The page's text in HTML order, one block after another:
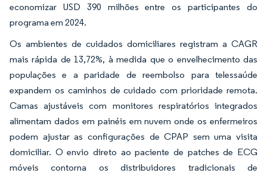
economizar USD 390 milhões entre os participantes do
programa em 2024.
Os ambientes de cuidados domiciliares registram a CAGR
mais rápida de 13,72%, à medida que o envelhecimento das
populações e a paridade de reembolso para telessaúde
expandem os caminhos de cuidado com prioridade remota.
Camas ajustáveis com monitores respiratórios integrados
alimentam dados em painéis em nuvem onde os enfermeiros
podem ajustar as configurações de CPAP sem uma visita
domiciliar. O envio direto ao paciente de patches de ECG
móveis contorna os distribuidores tradicionais de